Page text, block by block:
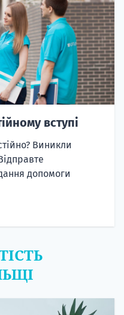
вступі
Виникли
допомоги